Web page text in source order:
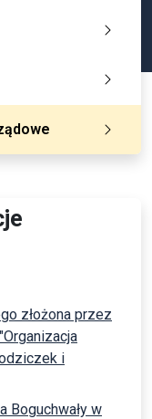
złożona przez
i
Boguchwały w